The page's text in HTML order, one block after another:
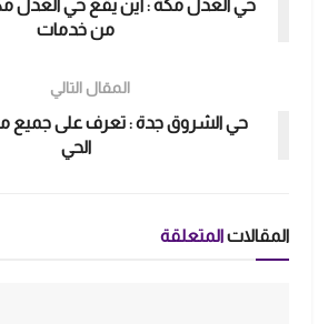
حي العدل مكة : أين يقع حي العدل
من خدمات
المقال التالي
حي الشروق جدة : تعرف على جميع
الحي
المقالاتالمتعلقة